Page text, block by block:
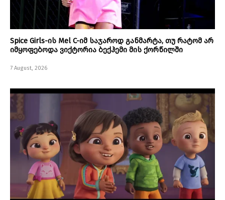
Spice Girls-ის Mel C-იმ საჯაროდ განმარტა, თუ რატომ არ
იმყოფებოდა ვიქტორია ბექჰემი მის ქორწილში
7 August, 2026